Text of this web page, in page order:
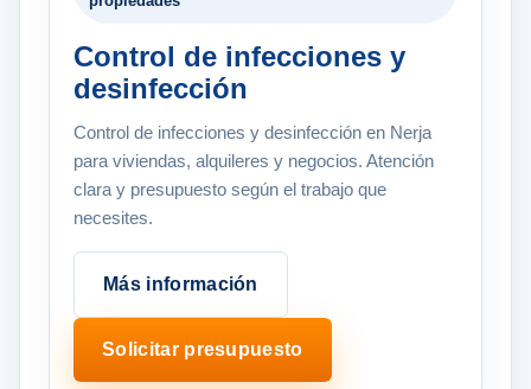
Control de infecciones y
desinfección
Control de infecciones y desinfección en Nerja
para viviendas, alquileres y negocios. Atención
clara y presupuesto según el trabajo que
necesites.
Más información
Solicitar presupuesto